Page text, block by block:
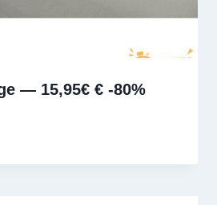
— 15,95€ € -80%